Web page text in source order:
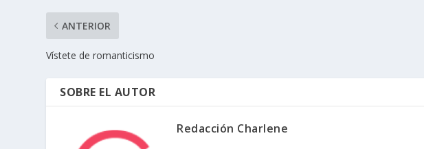
ANTERIOR
Vístete de romanticismo
SOBRE EL AUTOR
Redacción Charlene